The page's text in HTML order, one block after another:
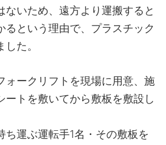
ないため、遠方より運搬すると
るという理由で、プラスチック
た。
ォークリフトを現場に用意、施
ートを敷いてから敷板を敷設し
ち運ぶ運転手1名・その敷板を